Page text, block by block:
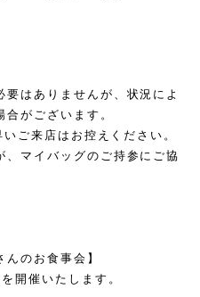
要はありませんが、状況によ
がございます。
いご来店はお控えください。
、マイバッグのご持参にご協
んのお食事会】
開催いたします。